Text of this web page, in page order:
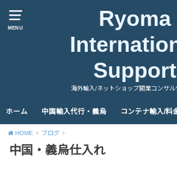
MENU
Ryoma
Support
海外輸入/ネットショップ開業コンサル
ホーム 中国輸入代行・義烏 コンテナ輸入/料
HOME ブログ
中国・義烏仕入れ